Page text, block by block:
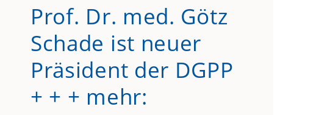
Prof. Dr. med. Götz
Schade ist neuer
Präsident der DGPP
+ + + mehr: